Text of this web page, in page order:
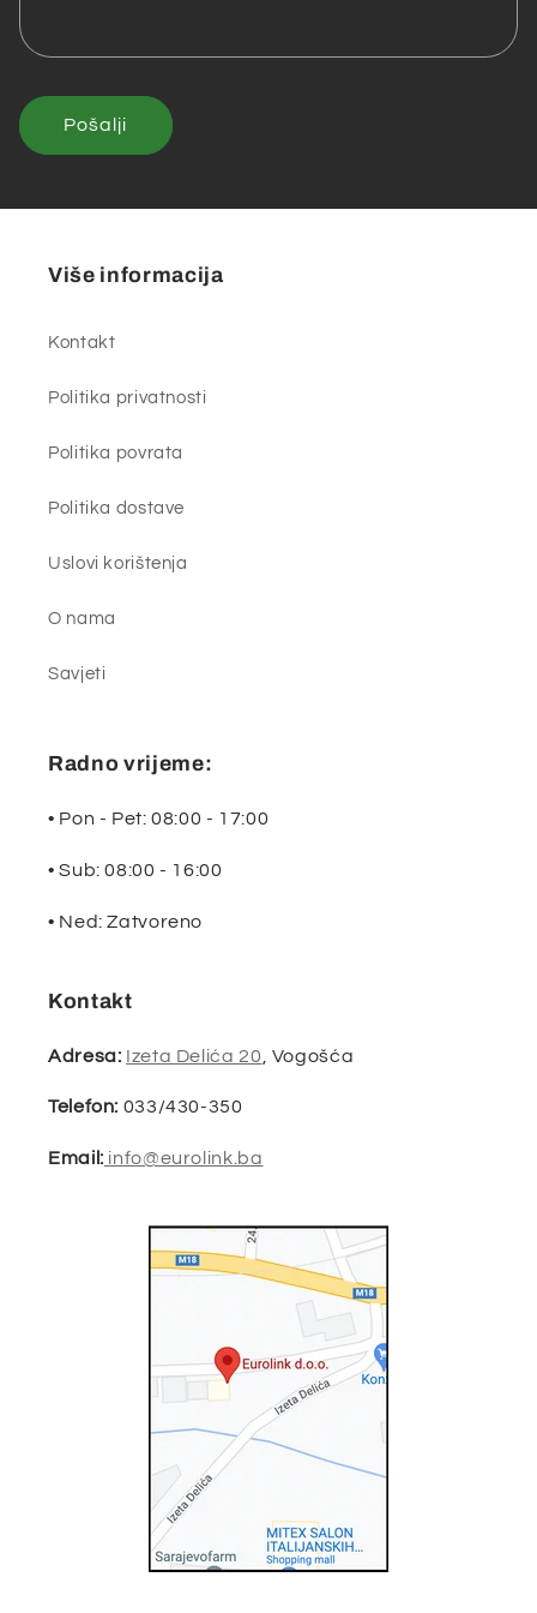
Pošalji
Više informacija
Kontakt
Politika privatnosti
Politika povrata
Politika dostave
Uslovi korištenja
O nama
Savjeti
Radno vrijeme:
• Pon - Pet: 08:00 - 17:00
• Sub: 08:00 - 16:00
• Ned: Zatvoreno
Kontakt
Adresa: Izeta Delića 20 , Vogošća
Telefon: 033/430-350
Email: info@eurolink.ba